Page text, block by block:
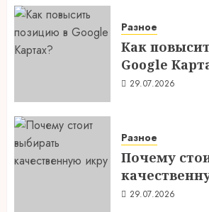
Разное
Как
Google
29.07.2026
Разное
Почему
29.07.2026